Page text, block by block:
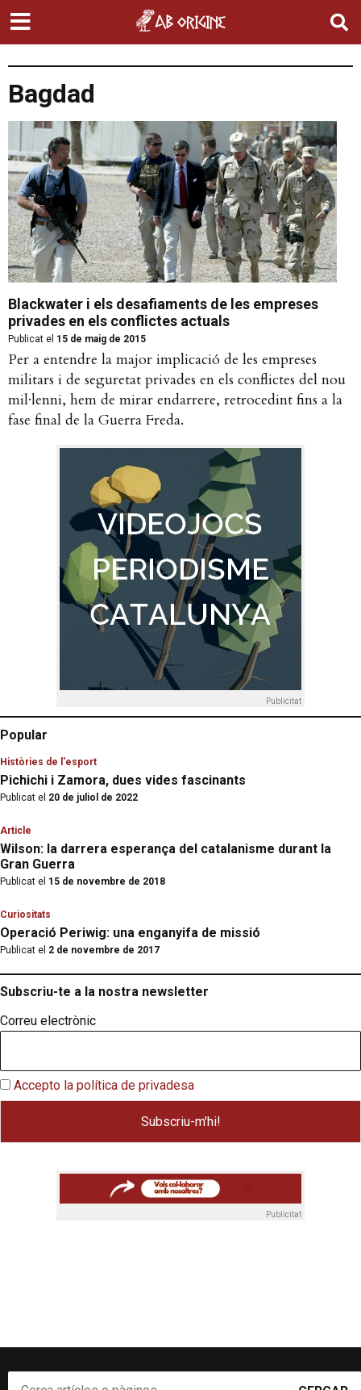
Bagdad
Blackwater i els desafiaments de les empreses
privades en els conflictes actuals
Publicat el 15 de maig de 2015
Per a entendre la major implicació de les empreses
militars i de seguretat privades en els conflictes del nou
mil·lenni, hem de mirar endarrere, retrocedint fins a la
fase final de la Guerra Freda.
Publicitat
Popular
Històries de l'esport
Pichichi i Zamora, dues vides fascinants
Publicat el 20 de juliol de 2022
Article
Wilson: la darrera esperança del catalanisme durant la
Gran Guerra
Publicat el 15 de novembre de 2018
Curiositats
Operació Periwig: una enganyifa de missió
Publicat el 2 de novembre de 2017
Subscriu-te a la nostra newsletter
Correu electrònic
Accepto la política de privadesa
Publicitat